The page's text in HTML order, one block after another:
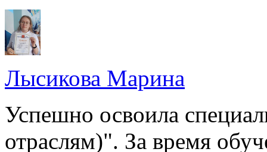
Лысикова Марина
Успешно освоила
отраслям)". За время